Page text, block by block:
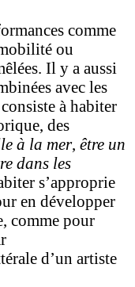
comme
ou
Il y a aussi
avec les
à habiter
des
à la mer, être un
dans les
s’approprie
en développer
comme pour
d’un artiste